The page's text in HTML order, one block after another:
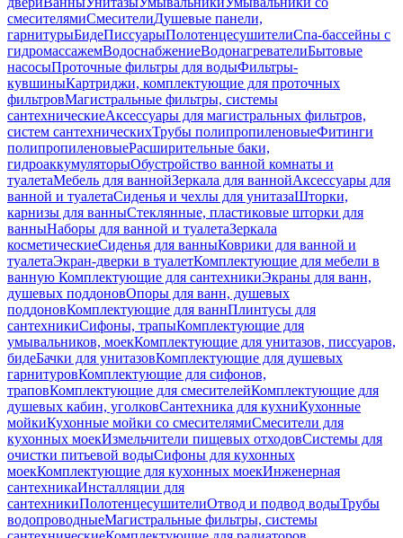
смесителямиСмесителиДушевые панели,
гарнитурыБидеПиссуарыПолотенцесушителиСпа-бассейны с
гидромассажемВодоснабжениеВодонагревателиБытовые
насосыПроточные фильтры для водыФильтры-
кувшиныКартриджи, комплектующие для проточных
фильтровМагистральные фильтры, системы
сантехническиеАксессуары для магистральных фильтров,
систем сантехническихТрубы полипропиленовыеФитинги
полипропиленовыеРасширительные баки,
гидроаккумуляторыОбустройство ванной комнаты и
туалетаМебель для ваннойЗеркала для ваннойАксессуары для
ванной и туалетаСиденья и чехлы для унитазаШторки,
карнизы для ванныСтеклянные, пластиковые шторки для
ванныНаборы для ванной и туалетаЗеркала
косметическиеСиденья для ванныКоврики для ванной и
туалетаЭкран-дверки в туалетКомплектующие для мебели в
ванную Комплектующие для сантехникиЭкраны для ванн,
душевых поддоновОпоры для ванн, душевых
поддоновКомплектующие для ваннПлинтусы для
сантехникиСифоны, трапыКомплектующие для
умывальников, моекКомплектующие для унитазов, писсуаров,
бидеБачки для унитазовКомплектующие для душевых
гарнитуровКомплектующие для сифонов,
траповКомплектующие для смесителейКомплектующие для
душевых кабин, уголковСантехника для кухниКухонные
мойкиКухонные мойки со смесителямиСмесители для
кухонных моекИзмельчители пищевых отходовСистемы для
очистки питьевой водыСифоны для кухонных
моекКомплектующие для кухонных моекИнженерная
сантехникаИнсталляции для
сантехникиПолотенцесушителиОтвод и подвод водыТрубы
водопроводныеМагистральные фильтры, системы